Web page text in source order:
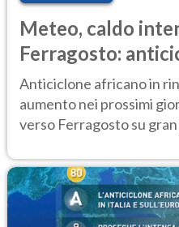
Meteo, caldo
Ferragosto:
ancora
Anticiclone africano in
aumento nei prossimi
verso Ferragosto su